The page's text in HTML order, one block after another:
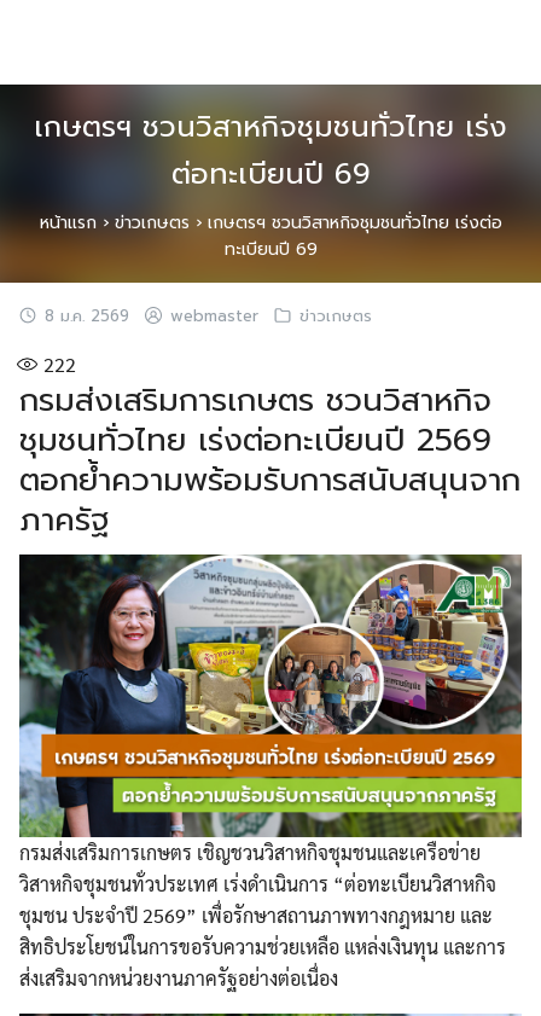
เกษตรฯ ชวนวิสาหกิจชุมชนทั่วไทย เร่ง
ต่อทะเบียนปี 69
หน้าแรก› ข่าวเกษตร › เกษตรฯ ชวนวิสาหกิจชุมชนทั่วไทย เร่งต่อ
ทะเบียนปี 69
8 ม.ค. 2569 webmaster ข่าวเกษตร
222
กรมส่งเสริมการเกษตร ชวนวิสาหกิจ
ชุมชนทั่วไทย เร่งต่อทะเบียนปี 2569
ตอกย้ำความพร้อมรับการสนับสนุนจาก
ภาครัฐ
กรมส่งเสริมการเกษตร เชิญชวนวิสาหกิจชุมชนและเครือข่าย
วิสาหกิจชุมชนทั่วประเทศ เร่งดำเนินการ “ต่อทะเบียนวิสาหกิจ
ชุมชน ประจำปี 2569” เพื่อรักษาสถานภาพทางกฎหมาย และ
สิทธิประโยชน์ในการขอรับความช่วยเหลือ แหล่งเงินทุน และการ
ส่งเสริมจากหน่วยงานภาครัฐอย่างต่อเนื่อง